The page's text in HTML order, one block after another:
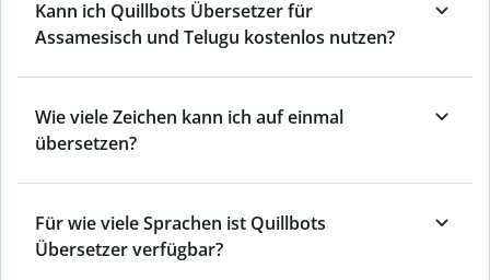
Kann ich Quillbots Übersetzer für
Assamesisch und Telugu kostenlos nutzen?
Wie viele Zeichen kann ich auf einmal
übersetzen?
Für wie viele Sprachen ist Quillbots
Übersetzer verfügbar?